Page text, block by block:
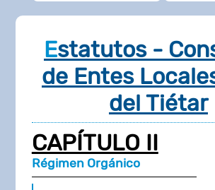
Estatutos - Consorcio
de Entes
del Tiétar
CAPÍTULO II
Régimen Orgánico